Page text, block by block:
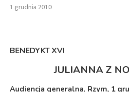
1 grudnia 2010
BENEDYKT XVI
JULIANNA Z
Audiencja generalna, Rzym, 1